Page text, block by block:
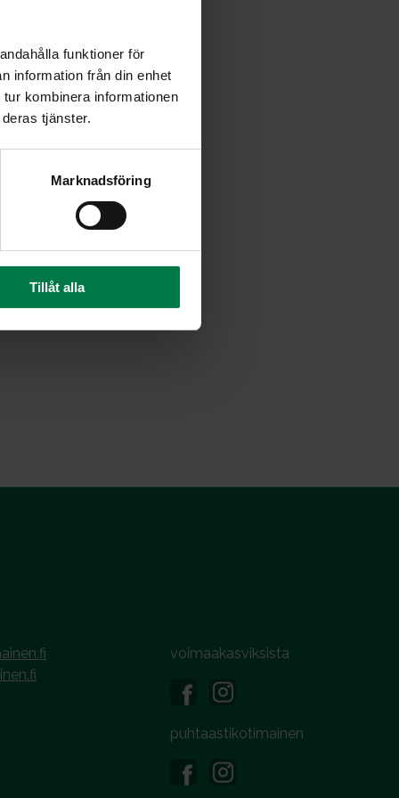
funktioner för
information från din enhet
kombinera informationen
tjänster.
Marknadsföring
Tillåt alla
Kuullota aineksia
ja hauduta, kunnes
esimerkiksi
voimaakasviksista
puhtaastikotimainen